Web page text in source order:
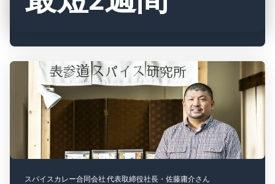
スパイスカレー合同会社 代表取締役社長・佐藤庸介さん